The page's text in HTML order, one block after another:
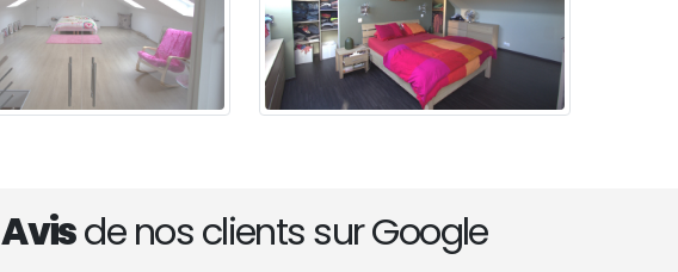
Avisde nos clients sur Google